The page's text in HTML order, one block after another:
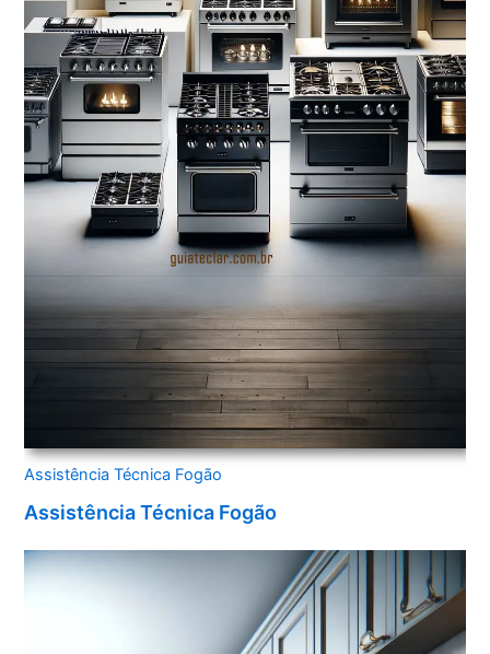
Assistência Técnica Fogão
Assistência Técnica Fogão